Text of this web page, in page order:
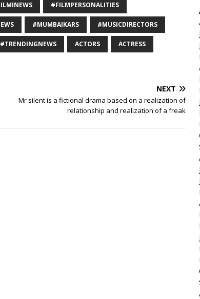
#FILMPERSONALITIES
#MUMBAIKARS #MUSICDIRECTORS
#TRENDINGNEWS ACTORS ACTRESS
NEXT
Mr silent is a fictional drama based on a realization of
relationship and realization of a freak